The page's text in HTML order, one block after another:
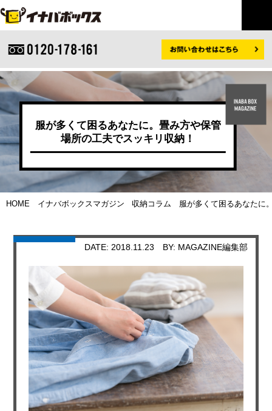
HOME イナバボックスマガジン 収納コラム 服が多くて困るあなたに
服が多くて困るあなたに。畳み方や保管
場所の工夫でスッキリ収納！
DATE: 2018.11.23 BY: MAGAZINE編集部